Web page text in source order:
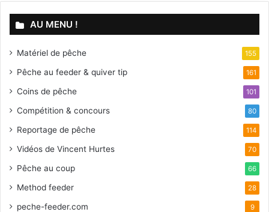
AU MENU !
Matériel de pêche 155
Pêche au feeder & quiver tip 161
Coins de pêche 101
Compétition & concours 80
Reportage de pêche 114
Vidéos de Vincent Hurtes 70
Pêche au coup 66
Method feeder 28
peche-feeder.com 9